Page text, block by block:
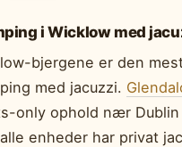
i Wicklow med
bjergene er den
med jacuzzi.
only ophold nær
enheder har privat